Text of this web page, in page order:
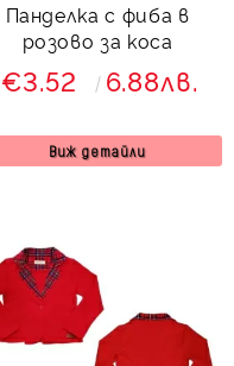
Панделка с фиба в
розово за коса
€3.52 6.88лв.
Виж детайли